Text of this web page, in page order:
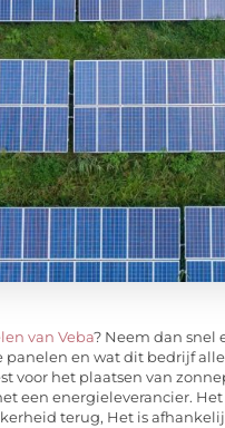
van Veba? Neem dan snel
panelen en wat dit bedrijf
voor het plaatsen van
een energieleverancier.
terug, Het is